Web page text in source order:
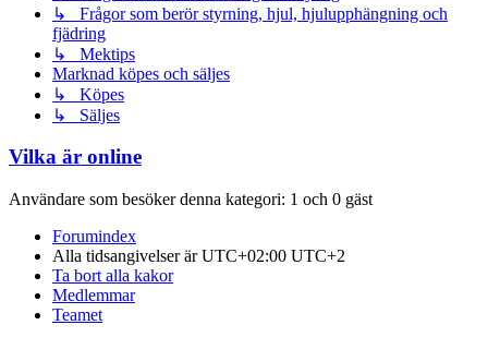
↳ Frågor som berör styrning, hjul, hjulupphängning och
fjädring
↳ Mektips
Marknad köpes och säljes
↳ Köpes
↳ Säljes
Vilka är online
Användare som besöker denna kategori: 1 och 0 gäst
Forumindex
Alla tidsangivelser är UTC+02:00 UTC+2
Ta bort alla kakor
Medlemmar
Teamet